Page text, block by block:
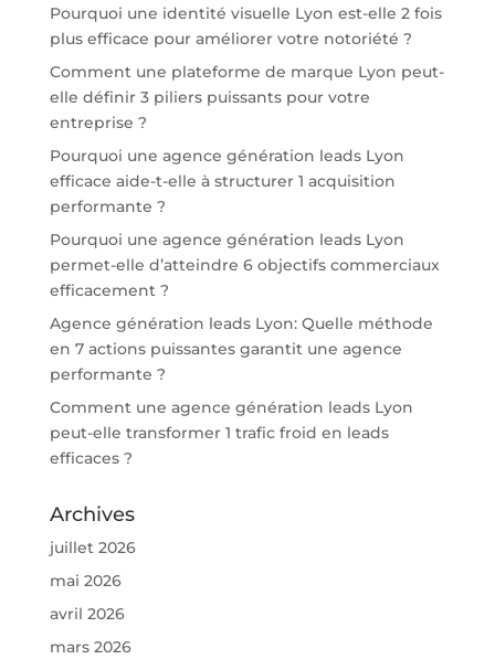
Pourquoi une identité visuelle Lyon est-elle 2 fois
plus efficace pour améliorer votre notoriété ?
Comment une plateforme de marque Lyon peut-
elle définir 3 piliers puissants pour votre
entreprise ?
Pourquoi une agence génération leads Lyon
efficace aide-t-elle à structurer 1 acquisition
performante ?
Pourquoi une agence génération leads Lyon
permet-elle d’atteindre 6 objectifs commerciaux
efficacement ?
Agence génération leads Lyon: Quelle méthode
en 7 actions puissantes garantit une agence
performante ?
Comment une agence génération leads Lyon
peut-elle transformer 1 trafic froid en leads
efficaces ?
Archives
juillet 2026
mai 2026
avril 2026
mars 2026